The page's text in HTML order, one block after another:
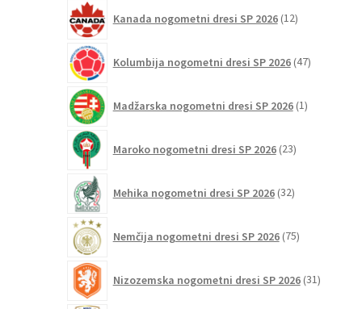
Kanada nogometni dresi SP 2026 12izdelkov
Kolumbija nogometni dresi SP 2026 47izdelkov
Madžarska nogometni dresi SP 2026 1izdelek
Maroko nogometni dresi SP 2026 23izdelkov
Mehika nogometni dresi SP 2026 32izdelkov
Nemčija nogometni dresi SP 2026 75izdelkov
Nizozemska nogometni dresi SP 2026 31izdelkov